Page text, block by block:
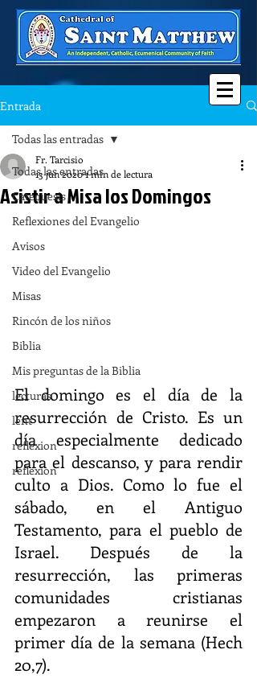
Entrada
Todas las entradas
Catequesis
Reflexiones del Evangelio
Avisos
Video del Evangelio
Misas
Rincón de los niños
Biblia
Mis preguntas de la Biblia
lecturas
lent
reflexion
reflexion
Todas las entradas
Asistir a Misa los Domingos
Fr. Tarcisio
13 jun 20201 min de lectura
El domingo es el día de la
resurrección de Cristo. Es un
día especialmente dedicado
para el descanso, y para rendir
culto a Dios. Como lo fue el
sábado, en el Antiguo
Testamento, para el pueblo de
Israel. Después de la
resurrección, las primeras
comunidades cristianas
empezaron a reunirse el
primer día de la semana (Hech
20,7).